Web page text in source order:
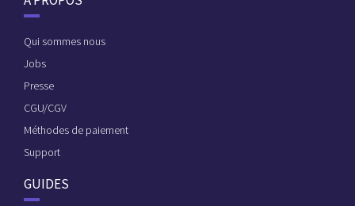
Qui sommes nous
Jobs
Presse
CGU/CGV
Méthodes de paiement
Support
GUIDES